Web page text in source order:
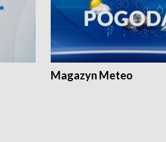
Magazyn Meteo